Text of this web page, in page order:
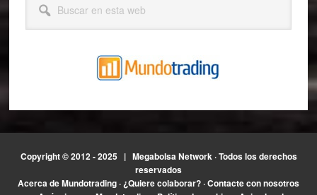
esta
Copyright © 2012 - 2025 | Megabolsa Network· Todos los derechos
reservados
Acerca de Mundotrading ·¿Quiere colaborar? ·Contacte con nosotros